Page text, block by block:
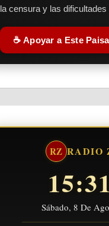
la censura y las
☕ Apoyar a Este
RZ RADIO
Sábado, 8 De